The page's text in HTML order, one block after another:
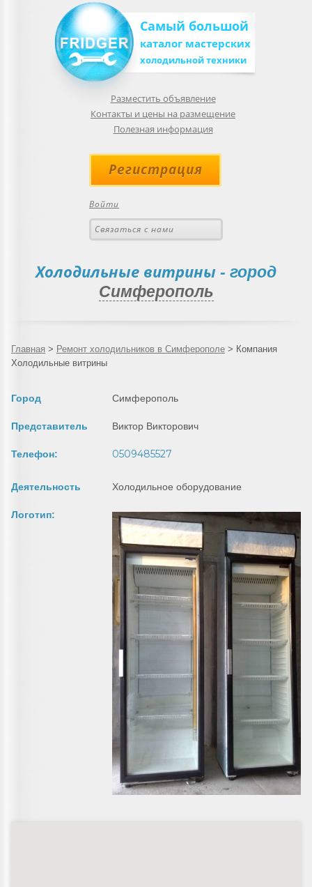
Самый большой
каталог мастерских
холодильной техники
Разместить объявление
Контакты и цены на размещение
Полезная информация
Регистрация
Войти
Связаться с нами
Холодильные витрины - город
Симферополь
Главная > Ремонт холодильников в Симферополе > Компания
Холодильные витрины
Город Симферополь
Представитель Виктор Викторович
Телефон: 0509485527
Деятельность Холодильное оборудование
Логотип: